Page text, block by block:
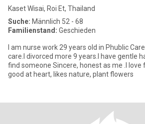
Kaset Wisai, Roi Et, Thailand
Suche: Männlich 52 - 68
Familienstand: Geschieden
I am nurse work 29 years old in Phublic
care.I divorced more 9 years.I have gentle
find someone Sincere, honest as me .I love family, cheerful, fun,
good at heart, likes nature, plant flowers